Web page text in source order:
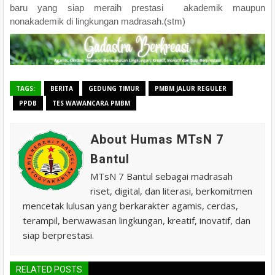
baru yang siap meraih prestasi akademik maupun
nonakademik di lingkungan madrasah.(stm)
TAGS: BERITA GEDUNG TIMUR
PMBM JALUR REGULER
PPDB
TES WAWANCARA PMBM
About Humas MTsN 7
Bantul
MTsN 7 Bantul sebagai madrasah
riset, digital, dan literasi, berkomitmen
mencetak lulusan yang berkarakter agamis, cerdas,
terampil, berwawasan lingkungan, kreatif, inovatif, dan
siap berprestasi.
RELATED POSTS